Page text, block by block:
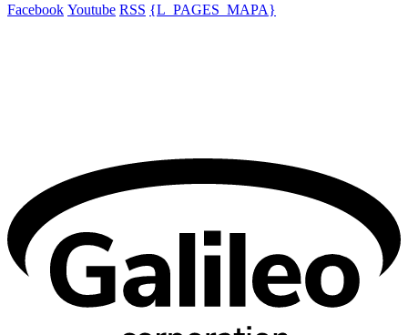
Facebook Youtube RSS {L_PAGES_MAPA}